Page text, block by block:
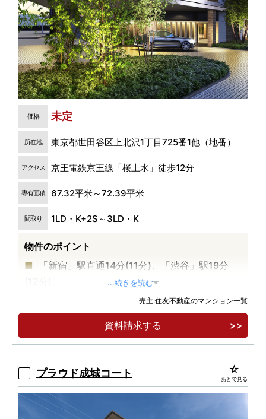
価格 未定
所在地 東京都世田谷区上北沢1丁目725番1他（地番）
アクセス 京王電鉄京王線「桜上水」徒歩12分
専有面積 67.32平米～72.39平米
間取り 1LD・K+2S～3LD・K
物件のポイント
「新宿」駅直通14分(11分)、「渋谷」駅19分
総敷地面積1万㎡超・全143邸の大規模低層レジ
デンス。
ZEH-M Oriented(取得予定)＋認定低炭素住宅
...続きを読む
売主:住友不動産のマンション一覧
資料請求する
プラウド成城コート あとで見る